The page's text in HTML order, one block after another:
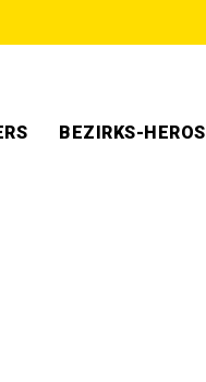
BEZIRKS-HEROS